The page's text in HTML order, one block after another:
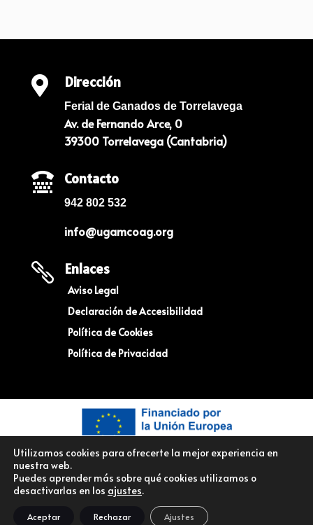
 Dirección
Ferial de Ganados de Torrelavega
Av. de Fernando Arce, 0
39300 Torrelavega (Cantabria)
 Contacto
942 802 532
info@ugamcoag.org
 Enlaces
Aviso Legal
Declaración de Accesibilidad
Política de Cookies
Política de Privacidad
© Copyright UGAM COAG – Unión De Ganaderos y Agricultores
Utilizamos cookies para ofrecerte la mejor experiencia en
nuestra web.
Puedes aprender más sobre qué cookies utilizamos o
desactivarlas en los ajustes.
Aceptar Rechazar Ajustes